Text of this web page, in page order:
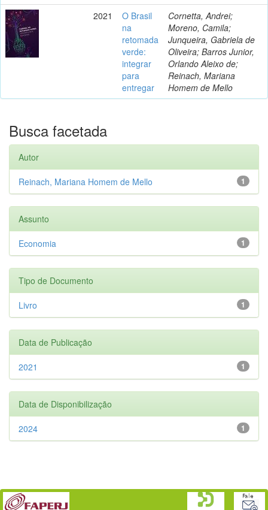
2021
O Brasil
na
retomada
verde:
integrar
para
entregar
Cornetta, Andrei;
Moreno, Camila;
Junqueira, Gabriela de
Oliveira; Barros Junior,
Orlando Aleixo de;
Reinach, Mariana
Homem de Mello
Busca facetada
Autor
1
Reinach, Mariana Homem de Mello
Assunto
1
Economia
Tipo de Documento
1
Livro
Data de Publicação
1
2021
Data de Disponibilização
1
2024